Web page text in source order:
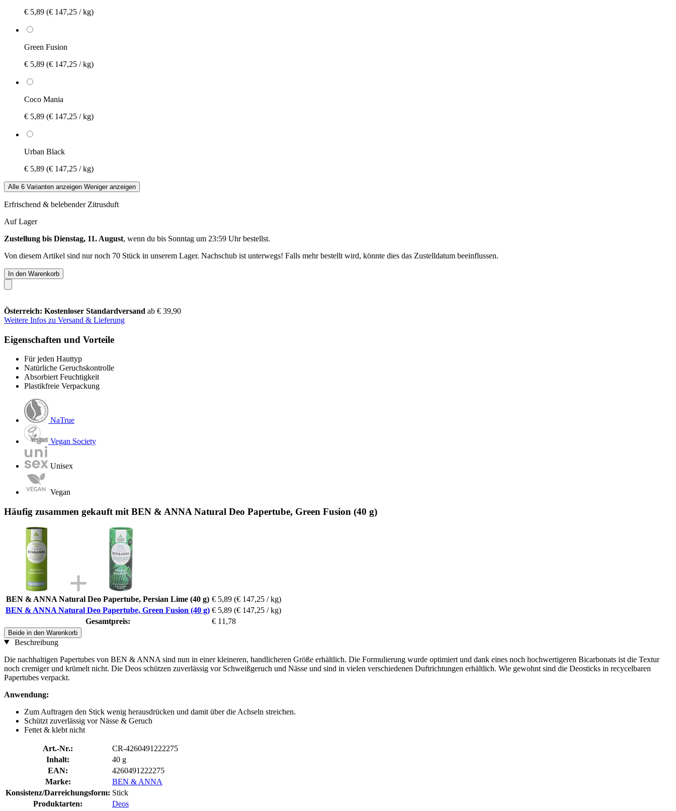
€ 5,89 (€ 147,25 / kg)
Green Fusion
€ 5,89 (€ 147,25 / kg)
Coco Mania
€ 5,89 (€ 147,25 / kg)
Urban Black
€ 5,89 (€ 147,25 / kg)
Alle 6 Varianten anzeigen Weniger anzeigen
Erfrischend & belebender Zitrusduft
Auf Lager
Zustellung bis Dienstag, 11. August, wenn du bis Sonntag um 23:59 Uhrbestellst.
Von diesem Artikel sind nur noch 70 Stück in unserem Lager. Nachschub ist unterwegs! Falls mehr bestellt wird, könnte dies das Zustelldatum beeinflussen.
In den Warenkorb
Österreich: Kostenloser Standardversand ab € 39,90
Weitere Infos zu Versand & Lieferung
Eigenschaften und Vorteile
Für jeden Hauttyp
Natürliche Geruchskontrolle
Absorbiert Feuchtigkeit
Plastikfreie Verpackung
NaTrue
Vegan Society
Unisex
Vegan
Häufig zusammen gekauft mit BEN & ANNA Natural Deo Papertube, Green Fusion (40 g)
BEN & ANNA Natural Deo Papertube, Persian Lime (40 g) € 5,89 (€ 147,25 / kg)
BEN & ANNA Natural Deo Papertube, Green Fusion (40 g) € 5,89 (€ 147,25 / kg)
Gesamtpreis:
€ 11,78
Beide in den Warenkorb
Beschreibung
Die nachhaltigen Papertubes von BEN & ANNA sind nun in einer kleineren, handlicheren Größe erhältlich. Die Formulierung wurde optimiert und dank eines noch hochwertigeren Bicarbonats ist die Textur
noch cremiger und krümelt nicht. Die Deos schützen zuverlässig vor Schweißgeruch und Nässe und sind in vielen verschiedenen Duftrichtungen erhältlich. Wie gewohnt sind die Deosticks in recycelbaren
Papertubes verpackt.
Anwendung:
Zum Auftragen den Stick wenig herausdrücken und damit über die Achseln streichen.
Schützt zuverlässig vor Nässe & Geruch
Fettet & klebt nicht
Art.-Nr.:
CR-4260491222275
Inhalt:
40 g
EAN:
4260491222275
Marke:
BEN & ANNA
Konsistenz/Darreichungsform: Stick
Produktarten:
Deos